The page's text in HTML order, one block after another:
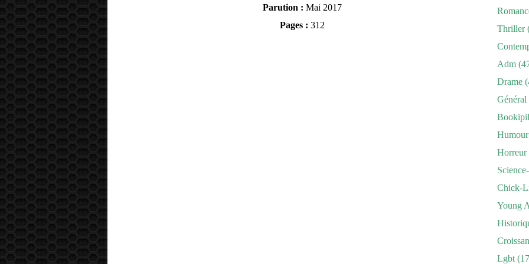
Parution : Mai 2017
Pages : 312
Thriller
Adm
Drame
Général
Humour
Horreur
Chick-
Young
Lgbt